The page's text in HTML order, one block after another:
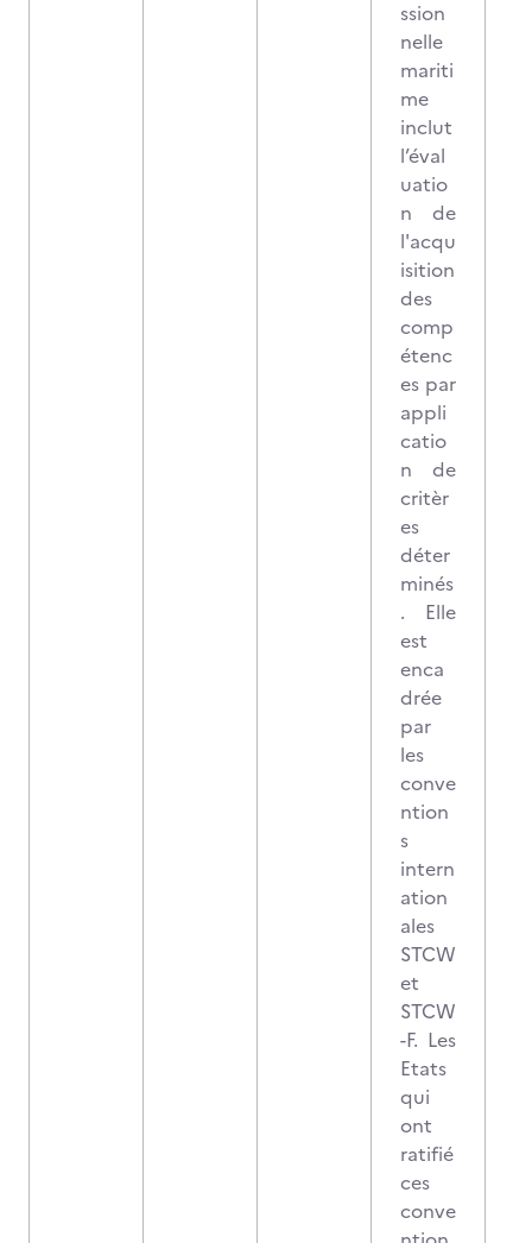
ssion
nelle
mariti
me
inclut
l’éval
uatio
n de
l'acqu
isition
des
comp
étenc
es par
appli
catio
n de
critèr
es
déter
minés
. Elle
est
enca
drée
par
les
conve
ntion
s
intern
ation
ales
STCW
et
STCW
-F. Les
Etats
qui
ont
ratifié
ces
conve